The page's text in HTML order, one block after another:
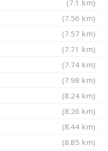
(7.1 km)
(7.56 km)
(7.57 km)
(7.71 km)
(7.74 km)
(7.98 km)
(8.24 km)
(8.26 km)
(8.44 km)
(8.85 km)